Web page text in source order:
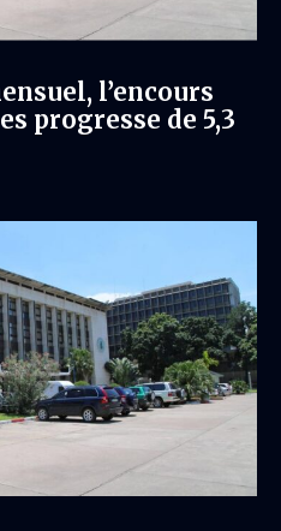
l’encours
progresse de 5,3